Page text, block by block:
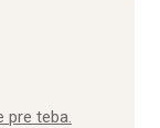
pre teba.